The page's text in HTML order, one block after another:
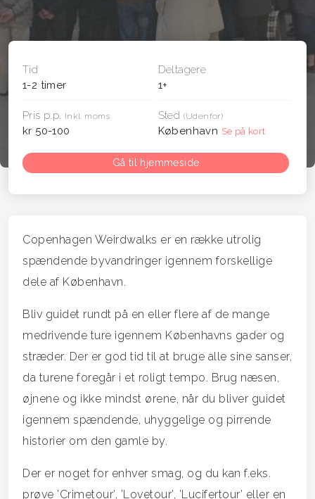
Tid
1-2 timer
Deltagere
1+
Pris p.p. Inkl. moms
kr 50-100
Sted (Udenfor)
København Se på kort
Gå til hjemmeside
Copenhagen Weirdwalks er en række utrolig
spændende byvandringer igennem forskellige
dele af København.
Bliv guidet rundt på en eller flere af de mange
medrivende ture igennem Københavns gader og
stræder. Der er god tid til at bruge alle sine sanser,
da turene foregår i et roligt tempo. Brug næsen,
øjnene og ikke mindst ørene, når du bliver guidet
igennem spændende, uhyggelige og pirrende
historier om den gamle by.
Der er noget for enhver smag, og du kan f.eks.
prøve ’Crimetour’, ’Lovetour’, ’Lucifertour’ eller en